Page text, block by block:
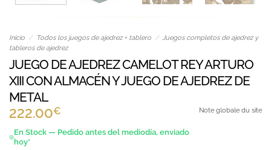
Inicio / Todos los juegos de ajedrez + tablero / Juegos completos de ajedrez y
tableros de ajedrez
JUEGO DE AJEDREZ CAMELOT REY ARTURO
XIII CON ALMACÉN Y JUEGO DE AJEDREZ DE
METAL
222.00€
En Stock — Pedido antes del mediodía, enviado
hoy*
Note globale du site